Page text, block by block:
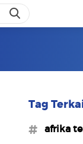
Tag
#afrika